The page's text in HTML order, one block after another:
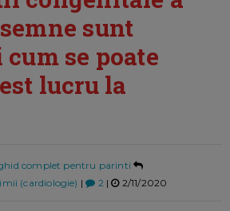
sunt
se poate
lucru la
complet pentru parinti
(cardiologie) | 2| 2/11/2020